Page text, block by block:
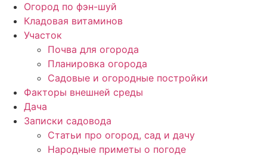
Огород по фэн-шуй
Кладовая витаминов
Участок
Почва для огорода
Планировка огорода
Садовые и огородные постройки
Факторы внешней среды
Дача
Записки садовода
Статьи про огород, сад и дачу
Народные приметы о погоде